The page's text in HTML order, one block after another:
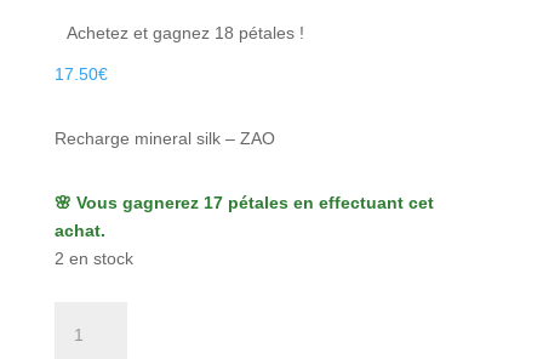
Achetez et gagnez 18 pétales !
17.50€
Recharge mineral silk – ZAO
🌸 Vous gagnerez 17 pétales en effectuant cet
achat.
2 en stock